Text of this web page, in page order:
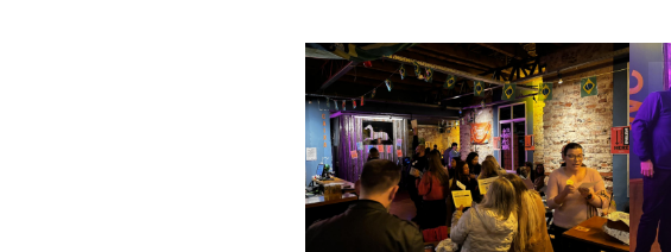
Chat’s Cheers reuniu
participantes da
comunidade